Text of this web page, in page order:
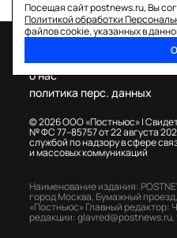
Посещая сайт postnews.ru, Вы
Политикой обработки
файлов cookie, указанных в
© 2026 ООО «Постньюс» |
№ ФС 77–85757 от 22 августа
службой по надзору в сфере
и массовых коммуникаций
о нас
политика перс. данных
Наименование издания:
город Москва, Бумажный проезд,
«Постньюс» Главный редактор:
редакции:glavred@postnews.ru,